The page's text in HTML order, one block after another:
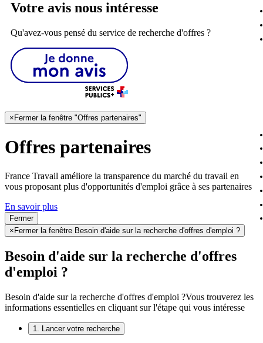
Votre avis nous intéresse
Qu'avez-vous pensé du service de recherche d'offres ?
× Fermer la fenêtre "Offres partenaires"
Offres partenaires
France Travail améliore la transparence du marché du travail en
vous proposant plus d'opportunités d'emploi grâce à ses partenaires
En savoir plus
Fermer
× Fermer la fenêtre Besoin d'aide sur la recherche d'offres d'emploi ?
Besoin d'aide sur la recherche d'offres
d'emploi ?
Besoin d'aide sur la recherche d'offres d'emploi ?Vous trouverez les
informations essentielles en cliquant sur l'étape qui vous intéresse
1. Lancer votre recherche